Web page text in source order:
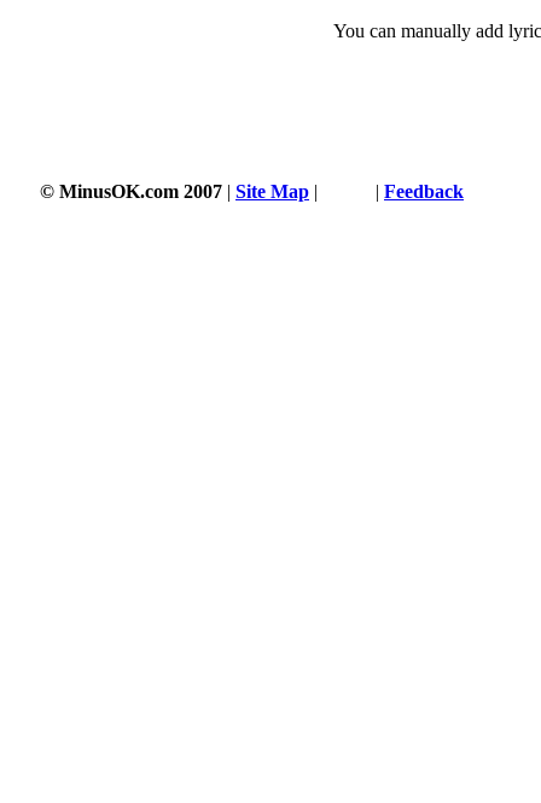
You can manually add
© MinusOK.com 2007 | Site Map | | Feedback